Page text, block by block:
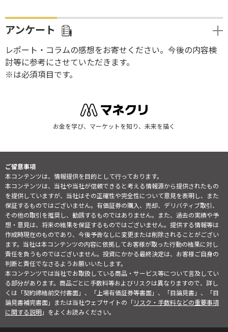
アンケート
レポート・コラムの感想をお寄せください。今後の内容検
討等に参考にさせていただきます。
※は必須項目です。
お金を学び、マーケットを知り、未来を描く
ご留意事項
本コンテンツは、情報提供を目的として行っております。
本コンテンツは、当社や当社が信頼できると考える情報源から提供されたもの
を提供していますが、当社はその正確性や完全性について意見を表明し、また
保証するものではございません。有価証券の購入、売却、デリバティブ取引、
その他の取引を推奨し、勧誘するものではありません。また、過去の実績や予
想・意見は、将来の結果を保証するものではございません。提供する情報等は
作成時現在のものであり、今後予告なしに変更または削除されることがござい
ます。当社は本コンテンツの内容に依拠してお客様が取った行動の結果に対し
責任を負うものではございません。投資にかかる最終決定は、お客様ご自身の
判断と責任でなさるようお願いいたします。
本コンテンツでは当社でお取扱している商品・サービス等について言及してい
る部分があります。商品ごとに手数料等およびリスクは異なりますので、詳し
くは「契約締結前交付書面」、「上場有価証券等書面」、「目論見書」、「目
論見書補完書面」または当社ウェブサイトの「リスク・手数料などの重要事項
に関する説明」をよくお読みください。